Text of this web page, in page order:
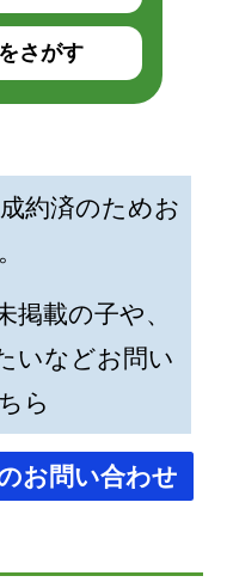
さがす
約済のためお
掲載の子や、
いなどお問い
ら
お問い合わせ